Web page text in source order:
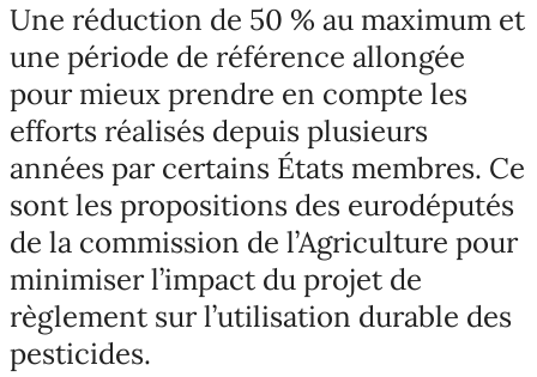
Une réduction de 50 % au maximum et
une période de référence allongée
pour mieux prendre en compte les
efforts réalisés depuis plusieurs
années par certains États membres. Ce
sont les propositions des eurodéputés
de la commission de l’Agriculture pour
minimiser l’impact du projet de
règlement sur l’utilisation durable des
pesticides.